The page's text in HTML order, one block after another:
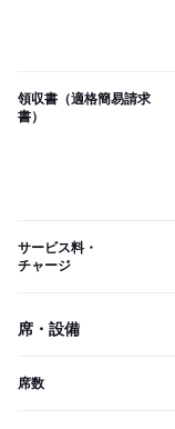
領収書（適格簡易請求
書）
サービス料・
チャージ
席・設備
席数